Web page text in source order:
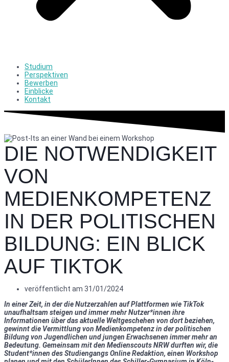
Studium
Perspektiven
Bewerben
Einblicke
Kontakt
DIE NOTWENDIGKEIT
VON
MEDIENKOMPETENZ
IN DER POLITISCHEN
BILDUNG: EIN BLICK
AUF TIKTOK
veröffentlicht am 31/01/2024
In einer Zeit, in der die Nutzerzahlen auf Plattformen wie TikTok
unaufhaltsam steigen und immer mehr Nutzer*innen ihre
Informationen über das aktuelle Weltgeschehen von dort beziehen,
gewinnt die Vermittlung von Medienkompetenz in der politischen
Bildung von Jugendlichen und jungen Erwachsenen immer mehr an
Bedeutung. Gemeinsam mit den Medienscouts NRW durften wir, die
Student*innen des Studiengangs Online Redaktion, einen Workshop